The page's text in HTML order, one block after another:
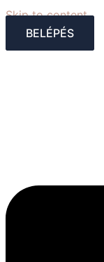
Skip to content
BELÉPÉS